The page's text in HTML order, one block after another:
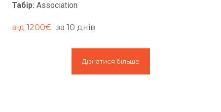
Табір: Association
від 1200€ за 10 днів
Дізнатися більше